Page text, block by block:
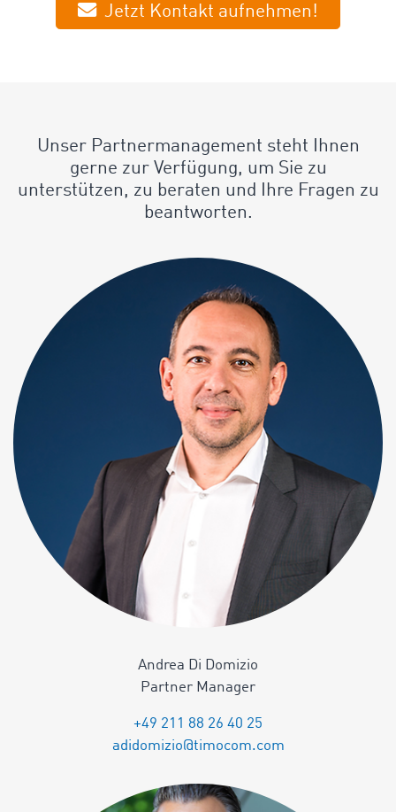
Jetzt Kontakt aufnehmen!
Unser Partnermanagement steht Ihnen
gerne zur Verfügung, um Sie zu
unterstützen, zu beraten und Ihre Fragen zu
beantworten.
Andrea Di Domizio
Partner Manager
+49 211 88 26 40 25
adidomizio@timocom.com